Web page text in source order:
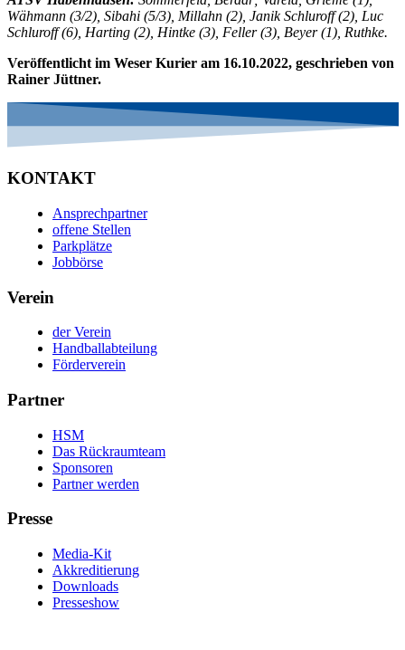
Wähmann (3/2), Sibahi (5/3), Millahn (2), Janik Schluroff (2), Luc
Schluroff (6), Harting (2), Hintke (3), Feller (3), Beyer (1), Ruthke.
Veröffentlicht im Weser Kurier am 16.10.2022, geschrieben von
Rainer Jüttner.
KONTAKT
Ansprechpartner
offene Stellen
Parkplätze
Jobbörse
Verein
der Verein
Handballabteilung
Förderverein
Partner
HSM
Das Rückraumteam
Sponsoren
Partner werden
Presse
Media-Kit
Akkreditierung
Downloads
Presseshow